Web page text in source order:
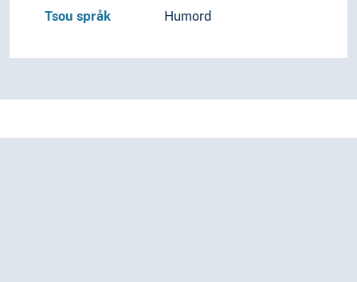
Tsou språk
Humord